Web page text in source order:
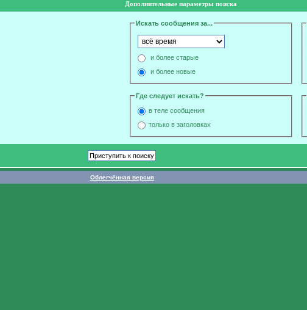
Дополнительные параметры поиска
Искать сообщения за...
и более старые
и более новые
Где следует искать?
в теле сообщения
только в заголовках
Облегчённая версия